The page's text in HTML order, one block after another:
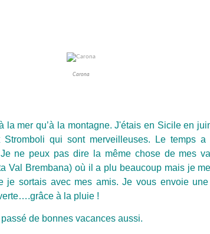
Carona
la mer qu’à la montagne. J'étais en Sicile en
qui sont merveilleuses. Le temps a
ne peux pas dire la même chose de mes
Val Brembana) où il a plu beaucoup mais je
je sortais avec mes amis. Je vous envoie
à la pluie !
de bonnes vacances aussi.